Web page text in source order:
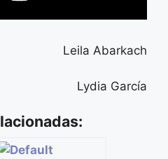
Leila Abarkach
Lydia García